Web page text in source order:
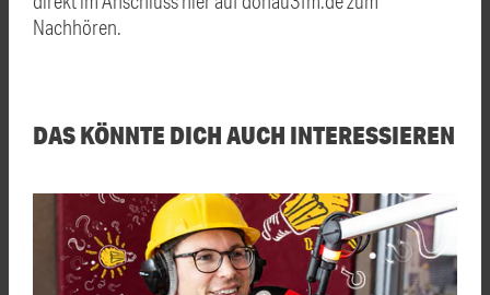
Nachhören.
DAS KÖNNTE DICH AUCH INTERESSIEREN